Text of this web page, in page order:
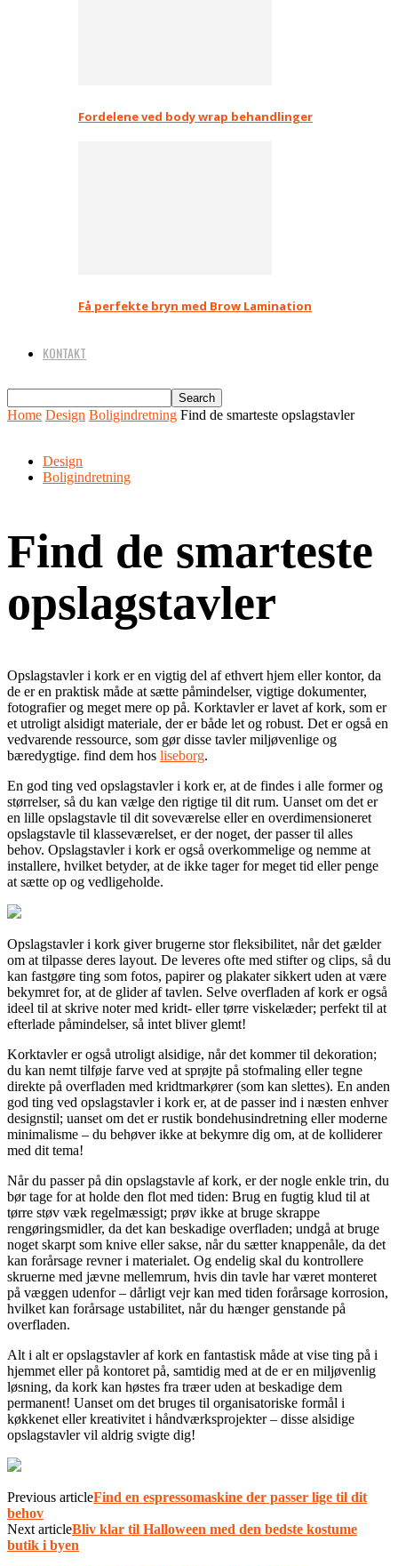
Fordelene ved body wrap behandlinger
Få perfekte bryn med Brow Lamination
KONTAKT
Home Design Boligindretning Find de smarteste opslagstavler
Design
Boligindretning
Find de smarteste
opslagstavler
Opslagstavler i kork er en vigtig del af ethvert hjem eller kontor, da
de er en praktisk måde at sætte påmindelser, vigtige dokumenter,
fotografier og meget mere op på. Korktavler er lavet af kork, som er
et utroligt alsidigt materiale, der er både let og robust. Det er også en
vedvarende ressource, som gør disse tavler miljøvenlige og
bæredygtige. find dem hos liseborg.
En god ting ved opslagstavler i kork er, at de findes i alle former og
størrelser, så du kan vælge den rigtige til dit rum. Uanset om det er
en lille opslagstavle til dit soveværelse eller en overdimensioneret
opslagstavle til klasseværelset, er der noget, der passer til alles
behov. Opslagstavler i kork er også overkommelige og nemme at
installere, hvilket betyder, at de ikke tager for meget tid eller penge
at sætte op og vedligeholde.
Opslagstavler i kork giver brugerne stor fleksibilitet, når det gælder
om at tilpasse deres layout. De leveres ofte med stifter og clips, så du
kan fastgøre ting som fotos, papirer og plakater sikkert uden at være
bekymret for, at de glider af tavlen. Selve overfladen af kork er også
ideel til at skrive noter med kridt- eller tørre viskelæder; perfekt til at
efterlade påmindelser, så intet bliver glemt!
Korktavler er også utroligt alsidige, når det kommer til dekoration;
du kan nemt tilføje farve ved at sprøjte på stofmaling eller tegne
direkte på overfladen med kridtmarkører (som kan slettes). En anden
god ting ved opslagstavler i kork er, at de passer ind i næsten enhver
designstil; uanset om det er rustik bondehusindretning eller moderne
minimalisme – du behøver ikke at bekymre dig om, at de kolliderer
med dit tema!
Når du passer på din opslagstavle af kork, er der nogle enkle trin, du
bør tage for at holde den flot med tiden: Brug en fugtig klud til at
tørre støv væk regelmæssigt; prøv ikke at bruge skrappe
rengøringsmidler, da det kan beskadige overfladen; undgå at bruge
noget skarpt som knive eller sakse, når du sætter knappenåle, da det
kan forårsage revner i materialet. Og endelig skal du kontrollere
skruerne med jævne mellemrum, hvis din tavle har været monteret
på væggen udenfor – dårligt vejr kan med tiden forårsage korrosion,
hvilket kan forårsage ustabilitet, når du hænger genstande på
overfladen.
Alt i alt er opslagstavler af kork en fantastisk måde at vise ting på i
hjemmet eller på kontoret på, samtidig med at de er en miljøvenlig
løsning, da kork kan høstes fra træer uden at beskadige dem
permanent! Uanset om det bruges til organisatoriske formål i
køkkenet eller kreativitet i håndværksprojekter – disse alsidige
opslagstavler vil aldrig svigte dig!
Previous articleFind en espressomaskine der passer lige til dit
behov
Next articleBliv klar til Halloween med den bedste kostume
butik i byen